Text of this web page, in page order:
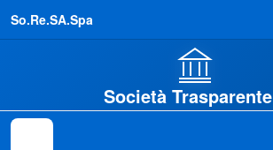
So.Re.SA.Spa
Società Trasparente